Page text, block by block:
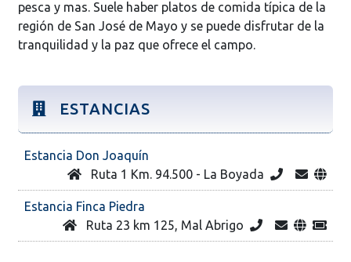
pesca y mas. Suele haber platos de comida típica de la
región de San José de Mayo y se puede disfrutar de la
tranquilidad y la paz que ofrece el campo.
ESTANCIAS
Estancia Don Joaquín
Ruta 1 Km. 94.500 - La Boyada
Estancia Finca Piedra
Ruta 23 km 125, Mal Abrigo